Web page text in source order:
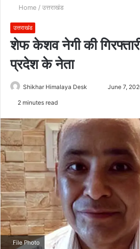
Home / उत्तराखंड
उत्तराखंड
शेफ केशव नेगी की
प्रदेश के नेता
Shikhar Himalaya Desk
SendJune 7,
2 minutes read
File Photo